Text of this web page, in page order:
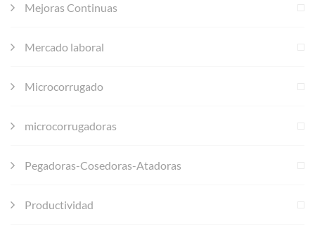
Mejoras Continuas
Mercado laboral
Microcorrugado
microcorrugadoras
Pegadoras-Cosedoras-Atadoras
Productividad